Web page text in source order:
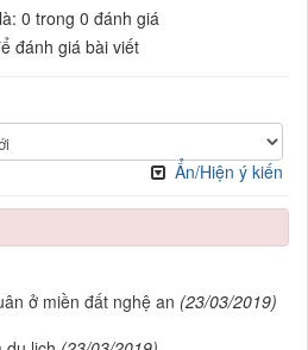
0 trong 0 đánh giá
đánh giá bài viết
Ẩn/Hiện ý kiến
ở miền đất nghệ an (23/03/2019)